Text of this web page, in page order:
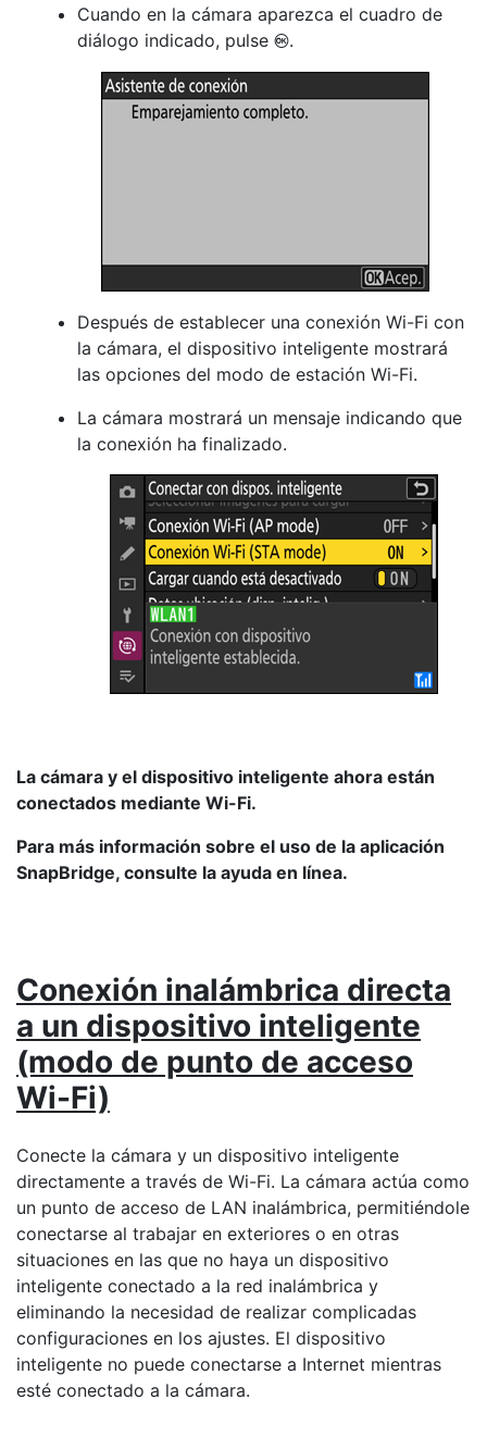
Cuando en la cámara aparezca el cuadro de
diálogo indicado, pulse J.
Después de establecer una conexión Wi-Fi con
la cámara, el dispositivo inteligente mostrará
las opciones del modo de estación Wi-Fi.
La cámara mostrará un mensaje indicando que
la conexión ha finalizado.
La cámara y el dispositivo inteligente ahora están
conectados mediante Wi-Fi.
Para más información sobre el uso de la aplicación
SnapBridge, consulte la ayuda en línea.
Conexión inalámbrica directa
a un dispositivo inteligente
(modo de punto de acceso
Wi-Fi)
Conecte la cámara y un dispositivo inteligente
directamente a través de Wi-Fi. La cámara actúa como
un punto de acceso de LAN inalámbrica, permitiéndole
conectarse al trabajar en exteriores o en otras
situaciones en las que no haya un dispositivo
inteligente conectado a la red inalámbrica y
eliminando la necesidad de realizar complicadas
configuraciones en los ajustes. El dispositivo
inteligente no puede conectarse a Internet mientras
esté conectado a la cámara.